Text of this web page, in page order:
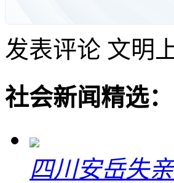
发表评论 文明
社会新闻精选：
四川安岳失